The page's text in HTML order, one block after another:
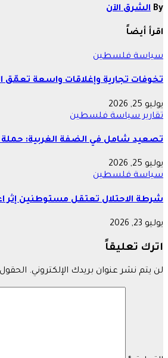
By الشرق الآن
اقرأ أيضاً
سياسةفلسطين
تخوفات تجارية وإغلاقات واسعة تعمّق
يوليو 25, 2026
تقاريرسياسةفلسطين
تصعيد شامل في الضفة الغربية: حملة
يوليو 25, 2026
سياسةفلسطين
شرطة الاحتلال تعتقل مستوطنين إثر
يوليو 23, 2026
اترك تعليقاً
لن يتم نشر عنوان بريدك الإلكتروني. الحقول